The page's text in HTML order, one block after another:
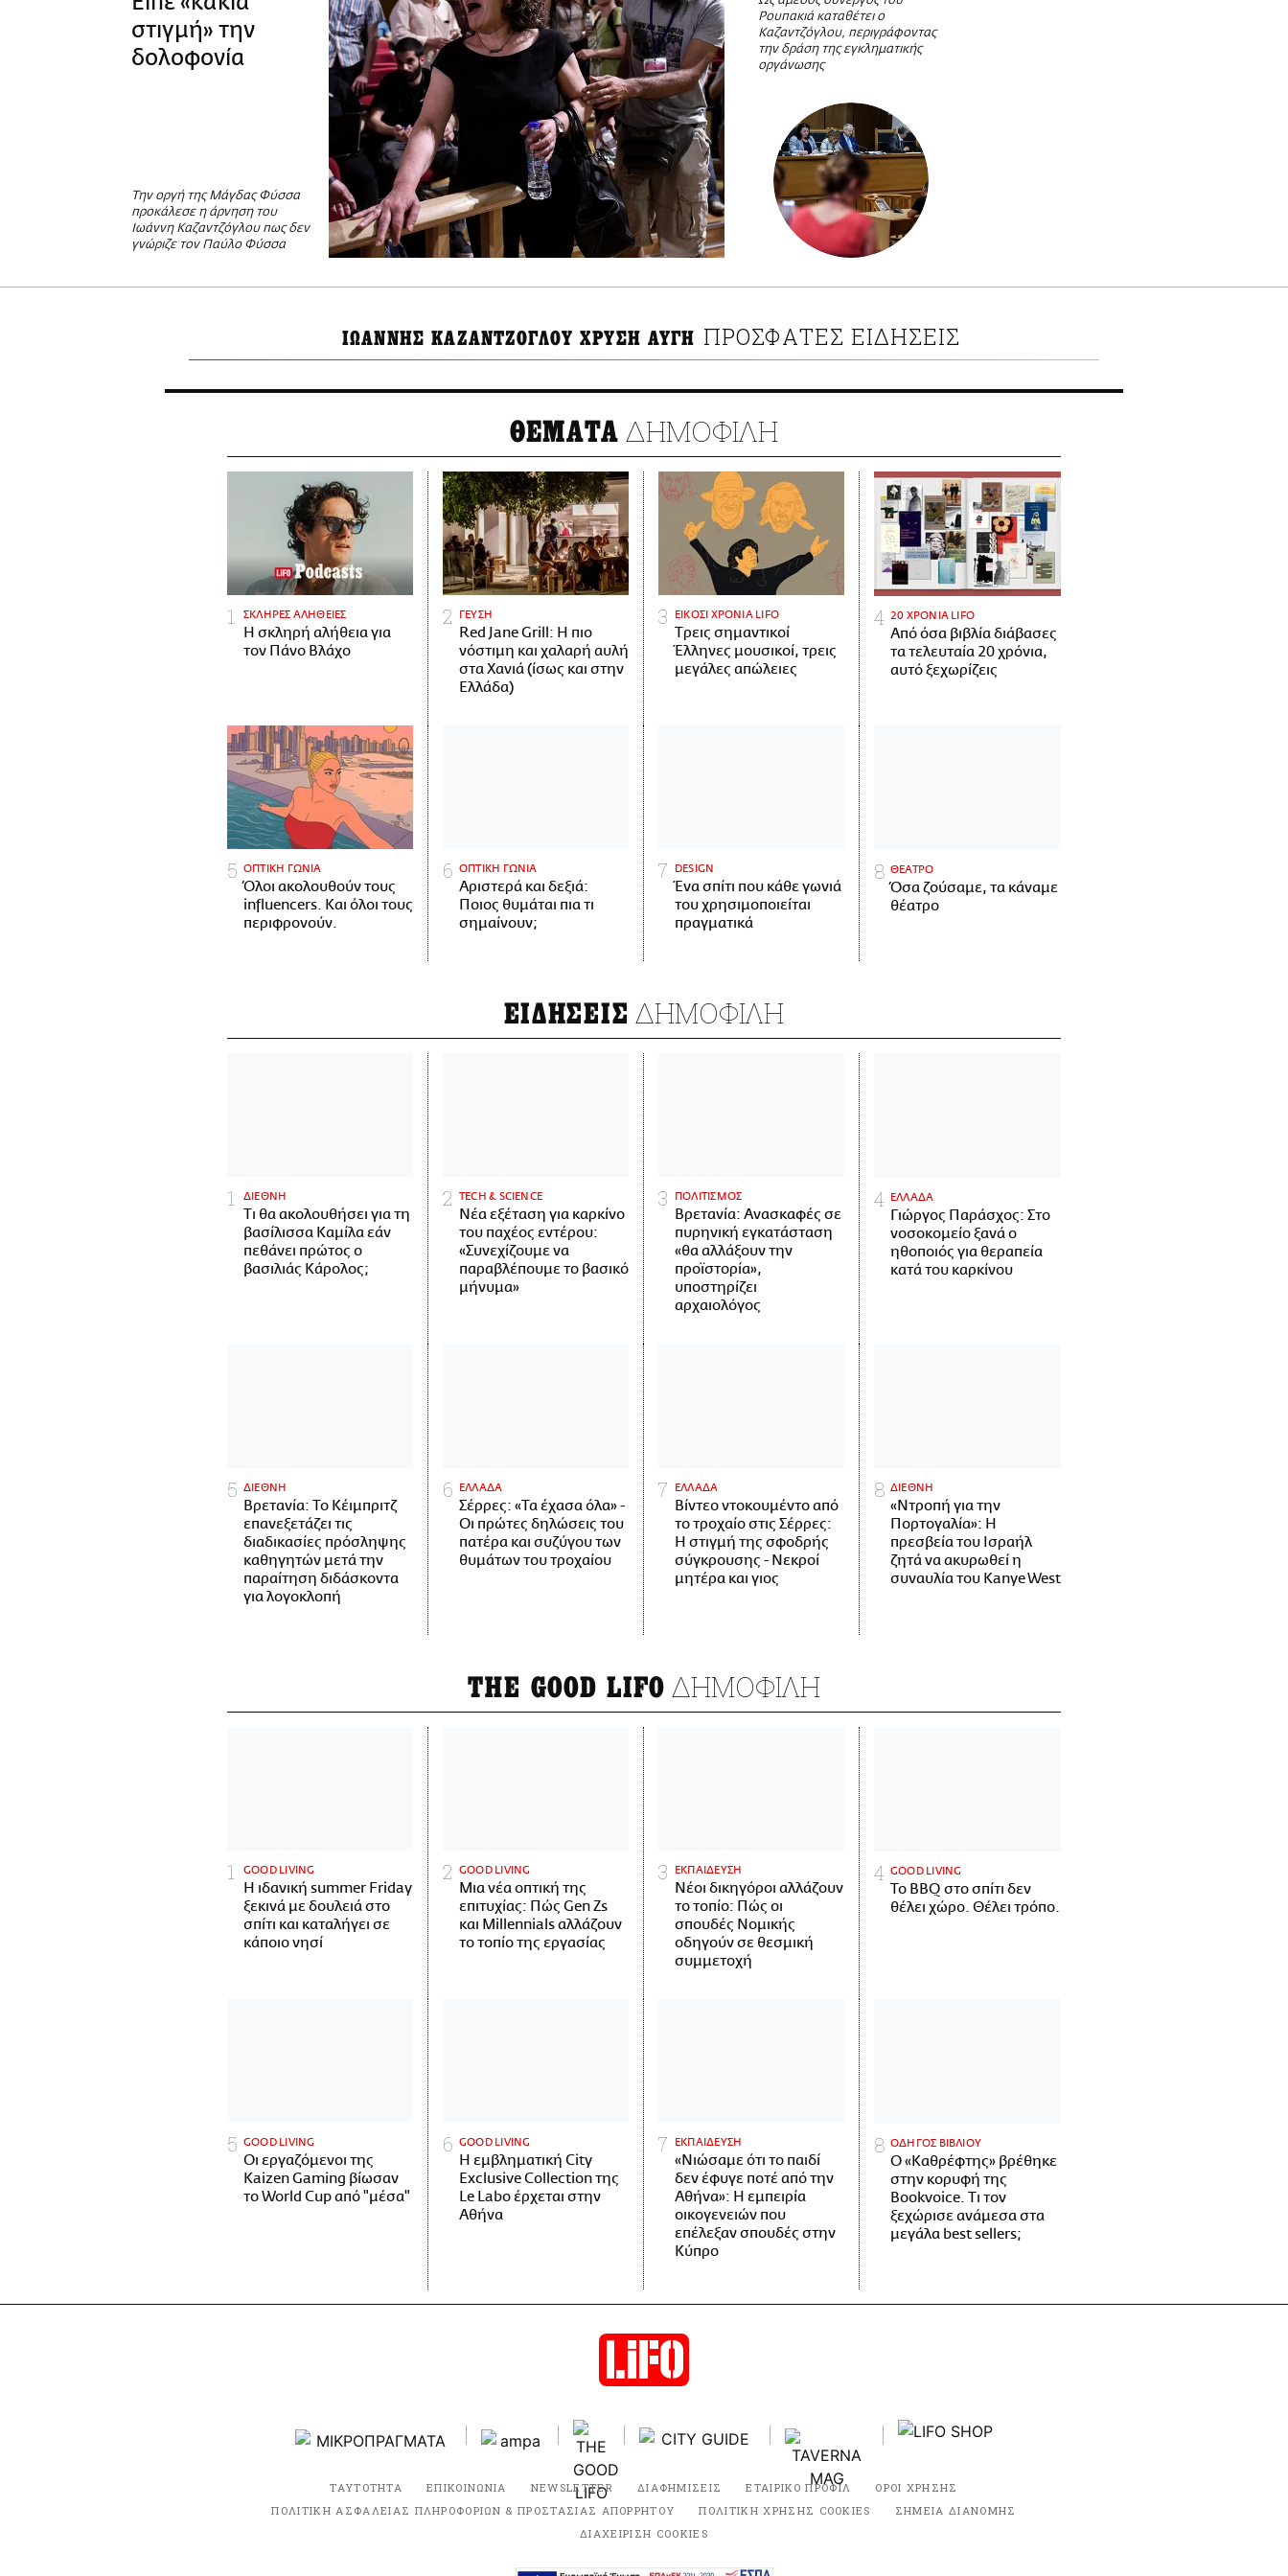
στιγμή» την
δολοφονία
Την οργή της Μάγδας Φύσσα
προκάλεσε η άρνηση του
Ιωάννη Καζαντζόγλου πως δεν
γνώριζε τον Παύλο Φύσσα
Ρουπακιά καταθέτει ο
Καζαντζόγλου, περιγράφοντας
την δράση της εγκληματικής
οργάνωσης
ΙΩΑΝΝΗΣ ΚΑΖΑΝΤΖΟΓΛΟΥ ΧΡΥΣΗ ΑΥΓΗ ΠΡΟΣΦΑΤΕΣ ΕΙΔΗΣΕΙΣ
ΘΕΜΑΤΑ ΔΗΜΟΦΙΛΗ
ΣΚΛΗΡΕΣ ΑΛΗΘΕΙΕΣ
H σκληρή αλήθεια για
τον Πάνο Βλάχο
ΓΕΥΣΗ
Red Jane Grill: Η πιο
νόστιμη και χαλαρή αυλή
στα Χανιά (ίσως και στην
Ελλάδα)
ΕΙΚΟΣΙ ΧΡΟΝΙΑ LIFO
Tρεις σημαντικοί
Έλληνες μουσικοί, τρεις
μεγάλες απώλειες
20 ΧΡΟΝΙΑ LIFO
Από όσα βιβλία διάβασες
τα τελευταία 20 χρόνια,
αυτό ξεχωρίζεις
ΟΠΤΙΚΗ ΓΩΝΙΑ
Όλοι ακολουθούν τους
influencers. Και όλοι τους
περιφρονούν.
ΟΠΤΙΚΗ ΓΩΝΙΑ
Αριστερά και δεξιά:
Ποιος θυμάται πια τι
σημαίνουν;
DESIGN
Ένα σπίτι που κάθε γωνιά
του χρησιμοποιείται
πραγματικά
ΘΕΑΤΡΟ
Όσα ζούσαμε, τα κάναμε
θέατρο
ΕΙΔΗΣΕΙΣ ΔΗΜΟΦΙΛΗ
ΔΙΕΘΝΗ
Τι θα ακολουθήσει για τη
βασίλισσα Καμίλα εάν
πεθάνει πρώτος ο
βασιλιάς Κάρολος;
ΤECH & SCIENCE
Νέα εξέταση για καρκίνο
του παχέος εντέρου:
«Συνεχίζουμε να
παραβλέπουμε το βασικό
μήνυμα»
ΠΟΛΙΤΙΣΜΟΣ
Βρετανία: Ανασκαφές σε
πυρηνική εγκατάσταση
«θα αλλάξουν την
προϊστορία»,
υποστηρίζει
αρχαιολόγος
ΕΛΛΑΔΑ
Γιώργος Παράσχος: Στο
νοσοκομείο ξανά ο
ηθοποιός για θεραπεία
κατά του καρκίνου
ΔΙΕΘΝΗ
Βρετανία: Το Κέιμπριτζ
επανεξετάζει τις
διαδικασίες πρόσληψης
καθηγητών μετά την
παραίτηση διδάσκοντα
για λογοκλοπή
ΕΛΛΑΔΑ
Σέρρες: «Τα έχασα όλα» -
Οι πρώτες δηλώσεις του
πατέρα και συζύγου των
θυμάτων του τροχαίου
ΕΛΛΑΔΑ
Βίντεο ντοκουμέντο από
το τροχαίο στις Σέρρες:
Η στιγμή της σφοδρής
σύγκρουσης - Νεκροί
μητέρα και γιος
ΔΙΕΘΝΗ
«Ντροπή για την
Πορτογαλία»: Η
πρεσβεία του Ισραήλ
ζητά να ακυρωθεί η
συναυλία του Kanye West
THE GOOD LIFO ΔΗΜΟΦΙΛΗ
GOOD LIVING
Η ιδανική summer Friday
ξεκινά με δουλειά στο
σπίτι και καταλήγει σε
κάποιο νησί
GOOD LIVING
Μια νέα οπτική της
επιτυχίας: Πώς Gen Zs
και Millennials αλλάζουν
το τοπίο της εργασίας
ΕΚΠΑΙΔΕΥΣΗ
Νέοι δικηγόροι αλλάζουν
το τοπίο: Πώς οι
σπουδές Νομικής
οδηγούν σε θεσμική
συμμετοχή
GOOD LIVING
Το BBQ στο σπίτι δεν
θέλει χώρο. Θέλει τρόπο.
GOOD LIVING
Οι εργαζόμενοι της
Kaizen Gaming βίωσαν
το World Cup από "μέσα"
GOOD LIVING
Η εμβληματική City
Exclusive Collection της
Le Labo έρχεται στην
Αθήνα
ΕΚΠΑΙΔΕΥΣΗ
«Νιώσαμε ότι το παιδί
δεν έφυγε ποτέ από την
Αθήνα»: Η εμπειρία
οικογενειών που
επέλεξαν σπουδές στην
Κύπρο
ΟΔΗΓΟΣ ΒΙΒΛΙΟΥ
Ο «Καθρέφτης» βρέθηκε
στην κορυφή της
Bookvoice. Τι τον
ξεχώρισε ανάμεσα στα
μεγάλα best sellers;
ΤΑΥΤΟΤΗΤΑ ΕΠΙΚΟΙΝΩΝΙΑ NEWSLETTER ΔΙΑΦΗΜΙΣΕΙΣ ΕΤΑΙΡΙΚΟ ΠΡΟΦΙΛ
ΟΡΟΙ ΧΡΗΣΗΣ
ΠΟΛΙΤΙΚΗ ΑΣΦΑΛΕΙΑΣ ΠΛΗΡΟΦΟΡΙΩΝ & ΠΡΟΣΤΑΣΙΑΣ ΑΠΟΡΡΗΤΟΥ
ΠΟΛΙΤΙΚΗ ΧΡΗΣΗΣ COOKIES
ΣΗΜΕΙΑ ΔΙΑΝΟΜΗΣ
ΔΙΑΧΕΙΡΙΣΗ COOKIES